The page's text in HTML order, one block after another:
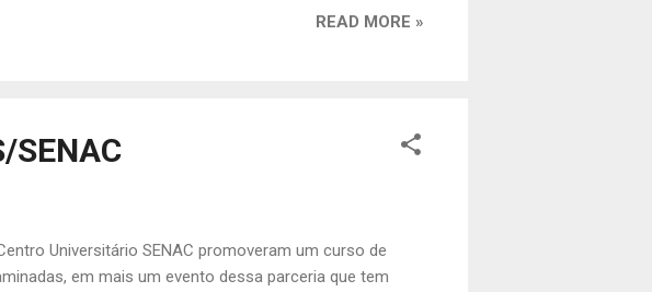
sensação em todos os presentes que evoluímos
READ MORE »
SENAC
Universitário SENAC promoveram um curso de
em mais um evento dessa parceria que tem